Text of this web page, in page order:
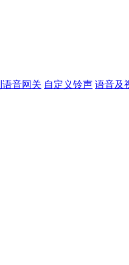
音网关 自定义铃声 语音及